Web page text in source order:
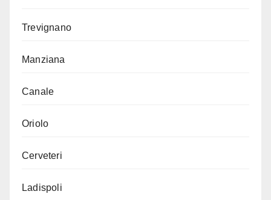
Trevignano
Manziana
Canale
Oriolo
Cerveteri
Ladispoli